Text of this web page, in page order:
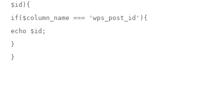
$id){
if($column_name === 'wps_post_id'){
echo $id;
}
}